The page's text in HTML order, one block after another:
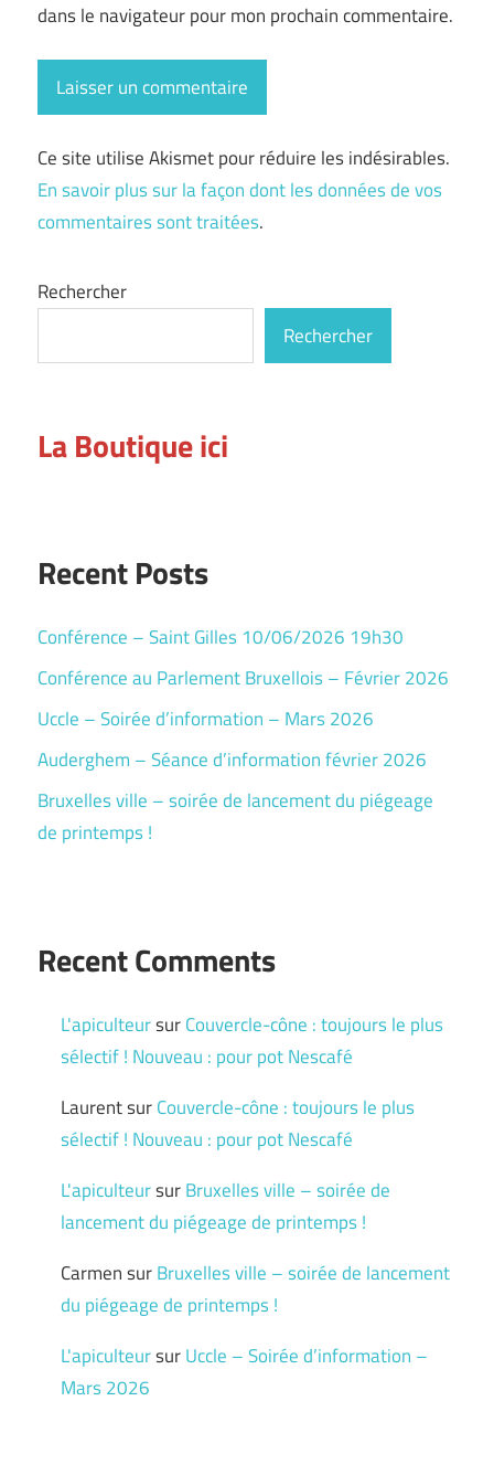
dans le navigateur pour mon prochain commentaire.
Ce site utilise Akismet pour réduire les indésirables.
En savoir plus sur la façon dont les données de vos
commentaires sont traitées.
Rechercher
Rechercher
La Boutique ici
Recent Posts
Conférence – Saint Gilles 10/06/2026 19h30
Conférence au Parlement Bruxellois – Février 2026
Uccle – Soirée d’information – Mars 2026
Auderghem – Séance d’information février 2026
Bruxelles ville – soirée de lancement du piégeage
de printemps !
Recent Comments
L'apiculteursurCouvercle-cône : toujours le plus
sélectif ! Nouveau : pour pot Nescafé
LaurentsurCouvercle-cône : toujours le plus
sélectif ! Nouveau : pour pot Nescafé
L'apiculteursurBruxelles ville – soirée de
lancement du piégeage de printemps !
CarmensurBruxelles ville – soirée de lancement
du piégeage de printemps !
L'apiculteursurUccle – Soirée d’information –
Mars 2026